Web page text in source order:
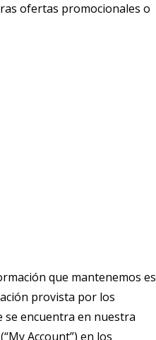
ofertas promocionales o
que mantenemos es
provista por los
se encuentra en nuestra
Account”) en los